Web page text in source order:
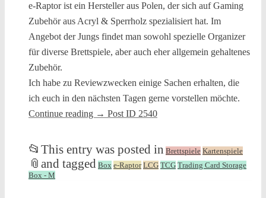
e-Raptor ist ein Hersteller aus Polen, der sich auf Gaming
Zubehör aus Acryl & Sperrholz spezialisiert hat. Im
Angebot der Jungs findet man sowohl spezielle Organizer
für diverse Brettspiele, aber auch eher allgemein gehaltenes
Zubehör.
Ich habe zu Reviewzwecken einige Sachen erhalten, die
ich euch in den nächsten Tagen gerne vorstellen möchte.
Continue reading → Post ID 2540
📂 This entry was posted in Brettspiele Kartenspiele
📎 and tagged Box e-Raptor LCG TCG Trading Card Storage
Box - M